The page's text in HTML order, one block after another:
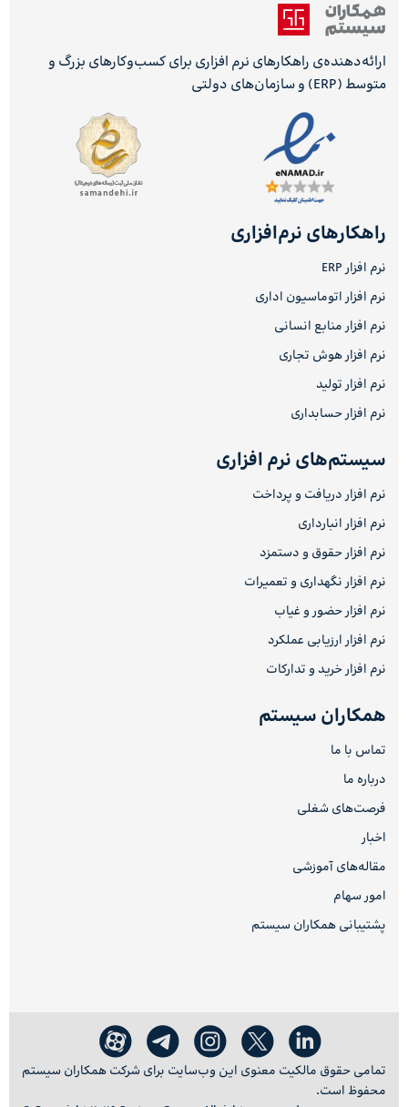
ارائه‌دهنده‌ی راهکارهای نرم افزاری برای کسب‌وکارهای بزرگ و
متوسط (ERP) و سازمان‌های دولتی
راهکارهای نرم‌افزاری
نرم افزار ERP
نرم افزار اتوماسیون اداری
نرم افزار منابع انسانی
نرم افزار هوش تجاری
نرم افزار تولید
نرم افزار حسابداری
سیستم‌های نرم افزاری
نرم افزار دریافت و پرداخت
نرم افزار انبارداری
نرم افزار حقوق و دستمزد
نرم افزار نگهداری و تعمیرات
نرم افزار حضور و غیاب
نرم افزار ارزیابی عملکرد
نرم افزار خرید و تدارکات
همکاران سیستم
تماس با ما
درباره ما
فرصت‌های شغلی
اخبار
مقاله‌های آموزشی
امور سهام
پشتیبانی همکاران سیستم
تمامی حقوق مالکیت معنوی این وب‌سایت برای شرکت همکاران سیستم
محفوظ است.